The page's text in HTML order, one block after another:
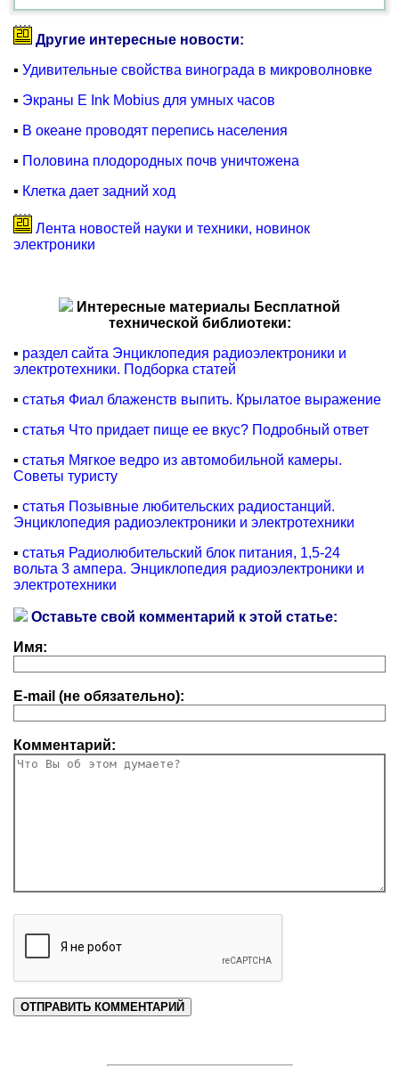
Другие интересные новости:
▪ Удивительные свойства винограда в микроволновке
▪ Экраны E Ink Mobius для умных часов
▪ В океане проводят перепись населения
▪ Половина плодородных почв уничтожена
▪ Клетка дает задний ход
Лента новостей науки и техники, новинок
электроники
Интересные материалы Бесплатной
технической библиотеки:
▪ раздел сайта Энциклопедия радиоэлектроники и
электротехники. Подборка статей
▪ статья Фиал блаженств выпить. Крылатое выражение
▪ статья Что придает пище ее вкус? Подробный ответ
▪ статья Мягкое ведро из автомобильной камеры.
Советы туристу
▪ статья Позывные любительских радиостанций.
Энциклопедия радиоэлектроники и электротехники
▪ статья Радиолюбительский блок питания, 1,5-24
вольта 3 ампера. Энциклопедия радиоэлектроники и
электротехники
Оставьте свой комментарий к этой статье:
Имя:
E-mail (не обязательно):
Комментарий: